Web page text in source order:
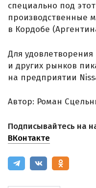
специально под
производственные
в Кордобе
Для
и других рынков
на предприятии
Автор: Роман
Подписывайтесь на
ВКонтакте